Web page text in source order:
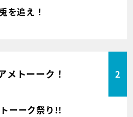
を追え！
メトーーク！ 2
ーーク祭り!!